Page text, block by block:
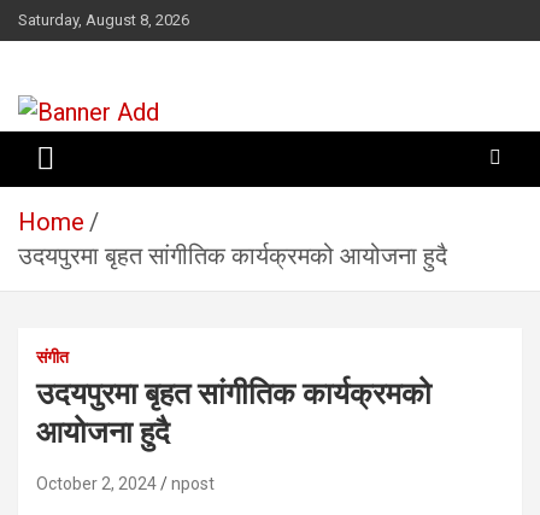
Skip
to
Saturday, August 8, 2026
सूचना तपाईंकाे अधिकार
Home
उदयपुरमा बृहत सांगीतिक कार्यक्रमको आयोजना हुदै
स‌ंगीत
उदयपुरमा बृहत सांगीतिक कार्यक्रमको
आयोजना हुदै
October 2, 2024 npost